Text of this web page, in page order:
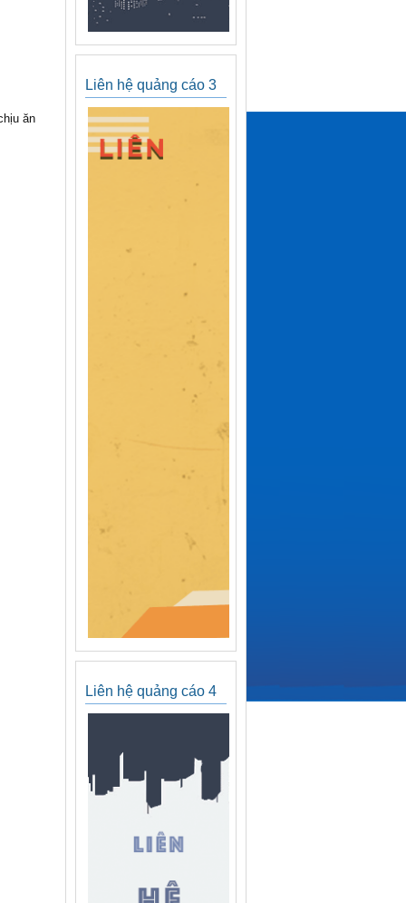
ăn
Liên hệ quảng cáo 3
Liên hệ quảng cáo 4